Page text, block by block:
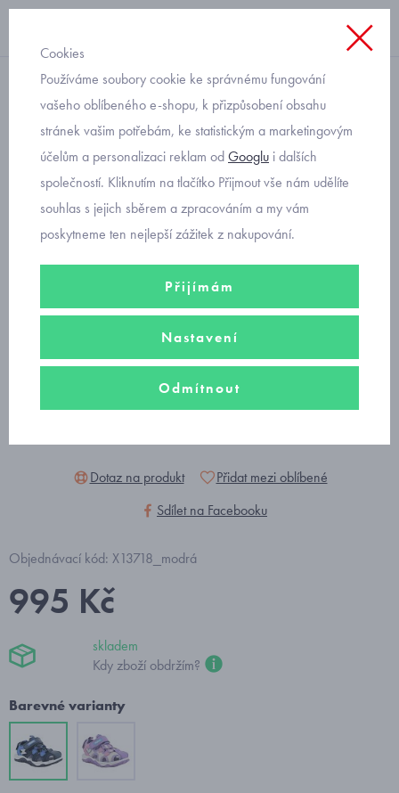
chlapecké
chlapecké sportovní
sandály Primigi 5967811
Dotaz na produkt
Přidat mezi oblíbené
Sdílet na Facebooku
Objednávací kód: X13718_modrá
995 Kč
skladem
Kdy zboží obdržím?
Barevné varianty
Cookies
Používáme soubory cookie ke správnému fungování
vašeho oblíbeného e-shopu, k přizpůsobení obsahu
stránek vašim potřebám, ke statistickým a marketingovým
účelům a personalizaci reklam odGooglu i dalších
společností. Kliknutím na tlačítko Přijmout vše nám udělíte
souhlas s jejich sběrem a zpracováním a my vám
poskytneme ten nejlepší zážitek z nakupování.
Přijímám
Nastavení
Odmítnout